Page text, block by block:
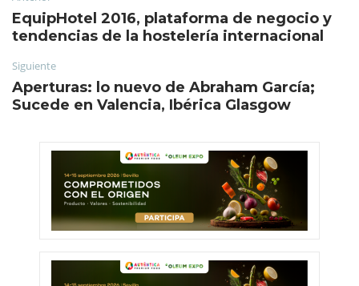
EquipHotel 2016, plataforma de negocio y
tendencias de la hostelería internacional
Siguiente
Aperturas: lo nuevo de Abraham García;
Sucede en Valencia, Ibérica Glasgow